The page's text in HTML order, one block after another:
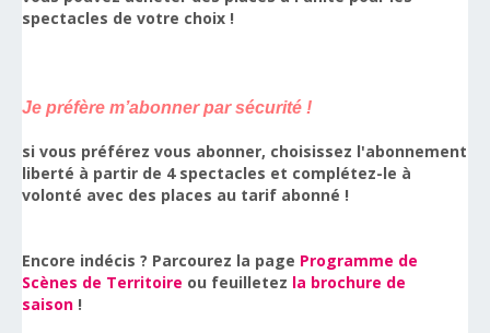
spectacles de votre choix !
Je préfère m’abonner par sécurité !
si vous préférez vous abonner, choisissez l'abonnement
liberté à partir de 4 spectacles et complétez-le à
volonté avec des places au tarif abonné !
Encore indécis ? Parcourez la page Programme de
Scènes de Territoire ou feuilletez la brochure de
saison !